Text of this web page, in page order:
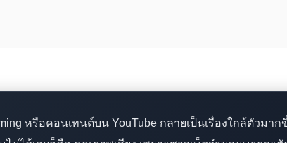
หรือคอนเทนต์บน YouTube กลายเป็นเรื่องใกล้ตัวมา